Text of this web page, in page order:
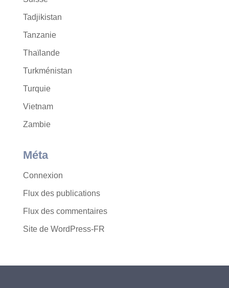
Tadjikistan
Tanzanie
Thaïlande
Turkménistan
Turquie
Vietnam
Zambie
Méta
Connexion
Flux des publications
Flux des commentaires
Site de WordPress-FR